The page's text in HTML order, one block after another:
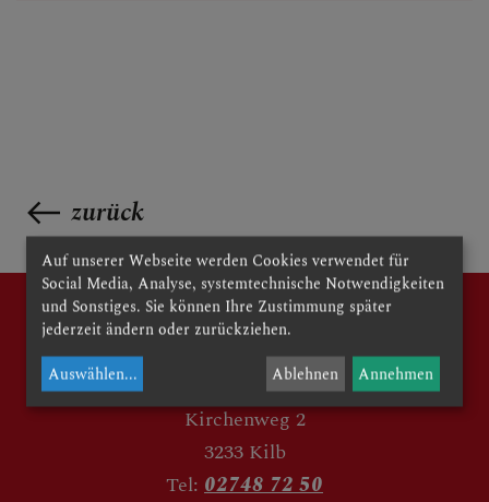
zurück
Kirchenweg 2
3233 Kilb
Tel: 02748 72 50
Auf unserer Webseite werden Cookies verwendet für
Social Media, Analyse, systemtechnische Notwendigkeiten
und Sonstiges. Sie können Ihre Zustimmung später
jederzeit ändern oder zurückziehen.
Auswählen... Ablehnen Annehmen